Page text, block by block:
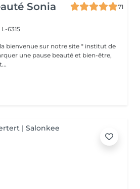
Sonia
71
6315
bienvenue sur notre site * institut de